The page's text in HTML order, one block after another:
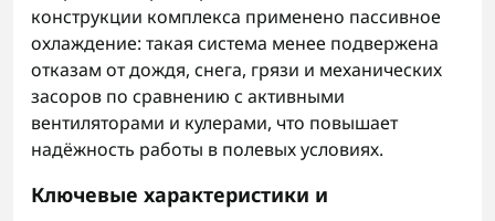
конструкции комплекса применено пассивное
охлаждение: такая система менее подвержена
отказам от дождя, снега, грязи и механических
засоров по сравнению с активными
вентиляторами и кулерами, что повышает
надёжность работы в полевых условиях.
Ключевые характеристики и